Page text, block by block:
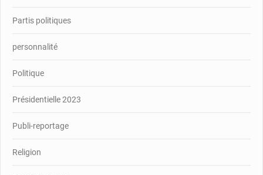
Partis politiques
personnalité
Politique
Présidentielle 2023
Publi-reportage
Religion